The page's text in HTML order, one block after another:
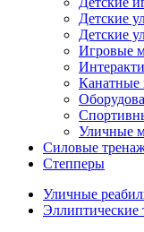
Детские
Детские
Игровые
Канатные
Уличные
Силовые
Степперы
Уличные
Эллиптические